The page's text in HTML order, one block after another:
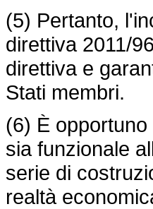
(5) Pertanto,
direttiva 2011/
direttiva e
Stati membri.
(6) È
sia funzionale
serie di
realtà